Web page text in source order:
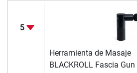
5
Herramienta de Masaje
BLACKROLL Fascia Gun